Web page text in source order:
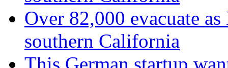
Over 82,000 evacuate
southern California
This German startup